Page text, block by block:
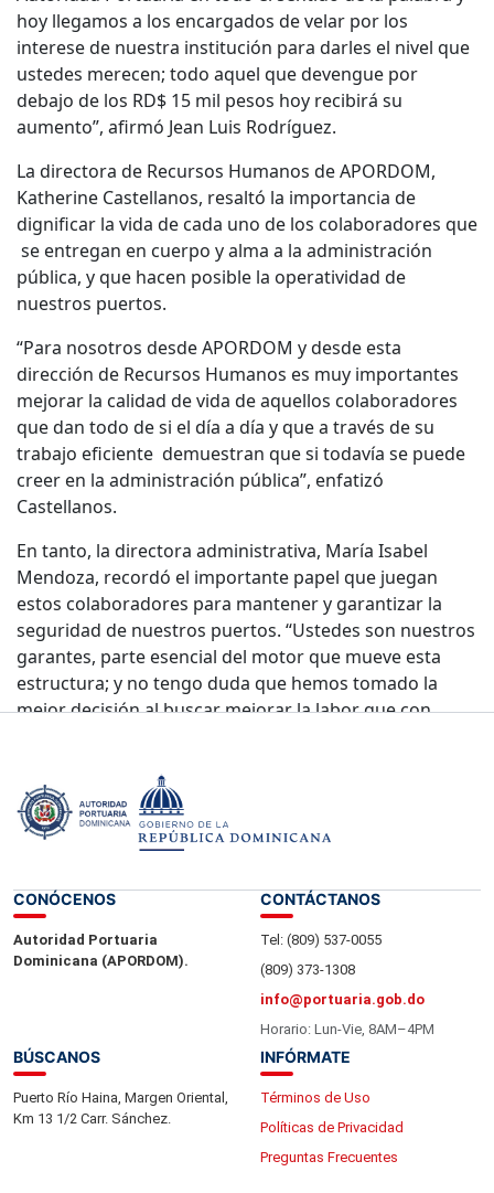
hoy llegamos a los encargados de velar por los
interese de nuestra institución para darles el nivel que
ustedes merecen; todo aquel que devengue por
debajo de los RD$ 15 mil pesos hoy recibirá su
aumento”, afirmó Jean Luis Rodríguez.
La directora de Recursos Humanos de APORDOM,
Katherine Castellanos, resaltó la importancia de
dignificar la vida de cada uno de los colaboradores que
se entregan en cuerpo y alma a la administración
pública, y que hacen posible la operatividad de
nuestros puertos.
“Para nosotros desde APORDOM y desde esta
dirección de Recursos Humanos es muy importantes
mejorar la calidad de vida de aquellos colaboradores
que dan todo de si el día a día y que a través de su
trabajo eficiente demuestran que si todavía se puede
creer en la administración pública”, enfatizó
Castellanos.
En tanto, la directora administrativa, María Isabel
Mendoza, recordó el importante papel que juegan
estos colaboradores para mantener y garantizar la
seguridad de nuestros puertos. “Ustedes son nuestros
garantes, parte esencial del motor que mueve esta
estructura; y no tengo duda que hemos tomado la
mejor decisión al buscar mejorar la labor que con
CONÓCENOS
Autoridad Portuaria
Dominicana (APORDOM).
CONTÁCTANOS
Tel: (809) 537-0055
(809) 373-1308
info@portuaria.gob.do
Horario: Lun-Vie, 8AM–4PM
BÚSCANOS
Puerto Río Haina, Margen Oriental,
Km 13 1/2 Carr. Sánchez.
INFÓRMATE
Términos de Uso
Políticas de Privacidad
Preguntas Frecuentes